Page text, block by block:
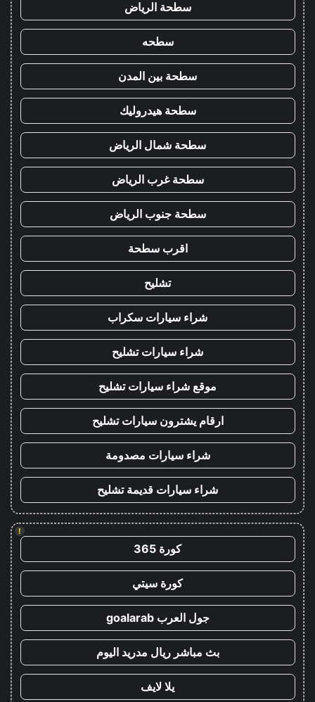
سطحة الرياض
سطحه
سطحة بين المدن
سطحة هيدروليك
سطحة شمال الرياض
سطحة غرب الرياض
سطحة جنوب الرياض
اقرب سطحة
تشليح
شراء سيارات سكراب
شراء سيارات تشليح
موقع شراء سيارات تشليح
ارقام يشترون سيارات تشليح
شراء سيارات مصدومة
شراء سيارات قديمة تشليح
!
كورة 365
كورة سيتي
جول العرب goalarab
بث مباشر ريال مدريد اليوم
يلا لايف